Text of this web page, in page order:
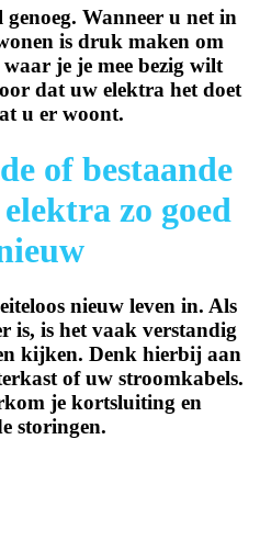
genoeg. Wanneer u net in
is druk maken om
je je mee bezig wilt
dat uw elektra het doet
u er woont.
of bestaande
zo goed
nieuw leven in. Als
is, is het vaak verstandig
kijken. Denk hierbij aan
of uw stroomkabels.
je kortsluiting en
storingen.